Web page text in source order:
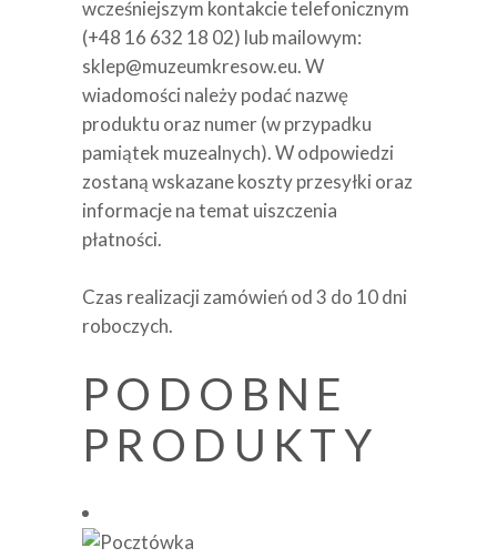
wcześniejszym kontakcie telefonicznym
(+48 16 632 18 02) lub mailowym:
sklep@muzeumkresow.eu. W
wiadomości należy podać nazwę
produktu oraz numer (w przypadku
pamiątek muzealnych). W odpowiedzi
zostaną wskazane koszty przesyłki oraz
informacje na temat uiszczenia
płatności.
Czas realizacji zamówień od 3 do 10 dni
roboczych.
PODOBNE
PRODUKTY